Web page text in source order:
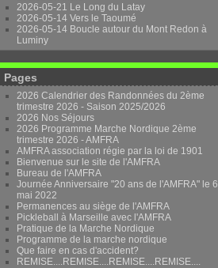
2026-05-21 Le Long du Latay
2026-05-14 Vers le Taoumé
2026-05-14 Boucle autour du Mont Redon à
Luminy
Pages
2026 Calendrier des Randonnées du 2ème
trimestre 2026 - Saison 2025/2026
2026 Nos Séjours
2026 Programme Marche Nordique 2ème
trimestre 2026 - AMFRA
AMFRA association régie par la loi de 1901
Bienvenue sur le site de l'AMFRA
Bureau de l'AMFRA
Journée Anniversaire "20 ans de l'AMFRA" le 6
mai 2022
Permanences au siège de l'AMFRA
Pickleball à Marseille avec l'AMFRA
Pratique de la Marche Nordique
Programme de la marche nordique
Que faire en cas d'accident?
REMISE....REMISE....REMISE....REMISE....